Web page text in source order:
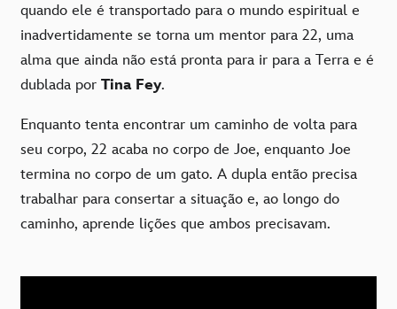
quando ele é transportado para o mundo espiritual e
inadvertidamente se torna um mentor para 22, uma
alma que ainda não está pronta para ir para a Terra e é
dublada por Tina Fey.
Enquanto tenta encontrar um caminho de volta para
seu corpo, 22 acaba no corpo de Joe, enquanto Joe
termina no corpo de um gato. A dupla então precisa
trabalhar para consertar a situação e, ao longo do
caminho, aprende lições que ambos precisavam.